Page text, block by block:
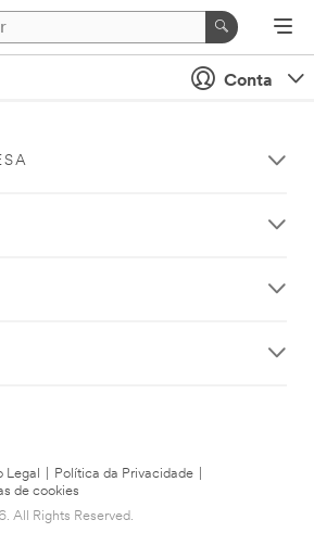
Conta
Legal Política da Privacidade
de cookies
All Rights Reserved.